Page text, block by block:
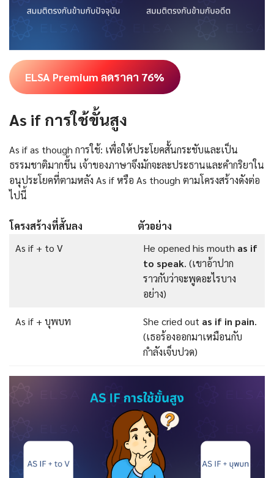
ELSA Premium ลดราคา 76%
As if การใช้ขั้นสูง
As if as though การใช้: เพื่อให้ประโยคสั้นกระชับและเป็น
ธรรมชาติมากขึ้น เจ้าของภาษาจึงมักจะละประธานและคำกริยาใน
อนุประโยคที่ตามหลัง As if หรือ As though ตามโครงสร้างดังต่อ
ไปนี้
โครงสร้างที่สั้นลง
ตัวอย่าง
As if + to V
He opened his mouth as if
to speak. (เขาอ้าปาก
ราวกับว่าจะพูดอะไรบาง
อย่าง)
As if + บุพบท She cried out as if in pain.
(เธอร้องออกมาเหมือนกับ
กำลังเจ็บปวด)